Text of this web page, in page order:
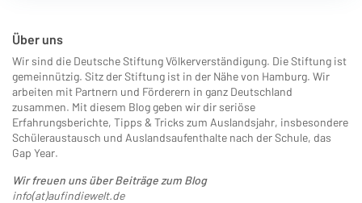
Über uns
Wir sind die Deutsche Stiftung Völkerverständigung. Die Stiftung ist
gemeinnützig. Sitz der Stiftung ist in der Nähe von Hamburg. Wir
arbeiten mit Partnern und Förderern in ganz Deutschland
zusammen. Mit diesem Blog geben wir dir seriöse
Erfahrungsberichte, Tipps & Tricks zum Auslandsjahr, insbesondere
Schüleraustausch und Auslandsaufenthalte nach der Schule, das
Gap Year.
Wir freuen uns über Beiträge zum Blog
info(at)aufindiewelt.de